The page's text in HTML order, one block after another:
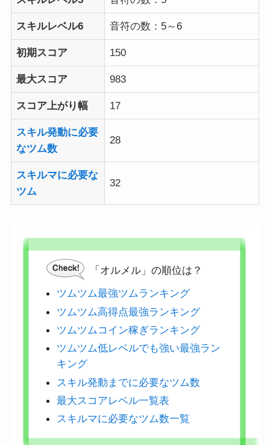
スキルレベル6 音符の数：5～6
初期スコア 150
最大スコア 983
スコア上がり幅 17
スキル発動に必要
なツム数
28
スキルマに必要な
ツム
32
「オルメル」の順位は？
ツムツム最強ツムランキング
ツムツム高得点最強ランキング
ツムツムコイン稼ぎランキング
ツムツム低レベルでも強い最強ラン
キング
スキル発動までに必要なツム数
最大スコアレベル一覧表
スキルマに必要なツム数一覧